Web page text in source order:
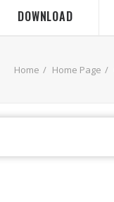
DOWNLOAD
Home Home Page